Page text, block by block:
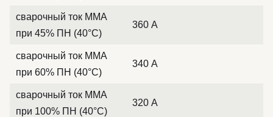
сварочный ток MMA
при 45% ПН (40°C)
360 А
сварочный ток MMA
при 60% ПН (40°C)
340 А
сварочный ток MMA
при 100% ПН (40°C)
320 А